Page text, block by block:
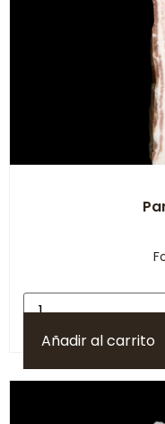
Añadir al carrito